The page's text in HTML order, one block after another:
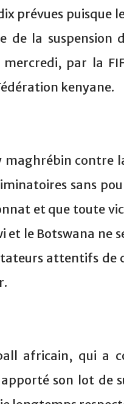
prévues
de la suspension
mercredi, par la
kenyane.
maghrébin contre
sans
et que toute
et le Botswana ne
attentifs
africain, qui a
son lot de